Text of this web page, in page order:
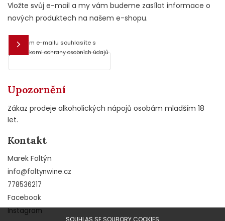
SOUHLAS SE SOUBORY COOKIES
Vložte svůj e-mail a my vám budeme zasílat informace o
nových produktech na našem e-shopu.
E-mail
Vložením e-mailu souhlasíte s
podmínkami ochrany osobních údajů
Upozornění
Zákaz prodeje alkoholických nápojů osobám mladším 18
let.
Kontakt
Marek Foltýn
info@foltynwine.cz
778536217
Facebook
Instagram